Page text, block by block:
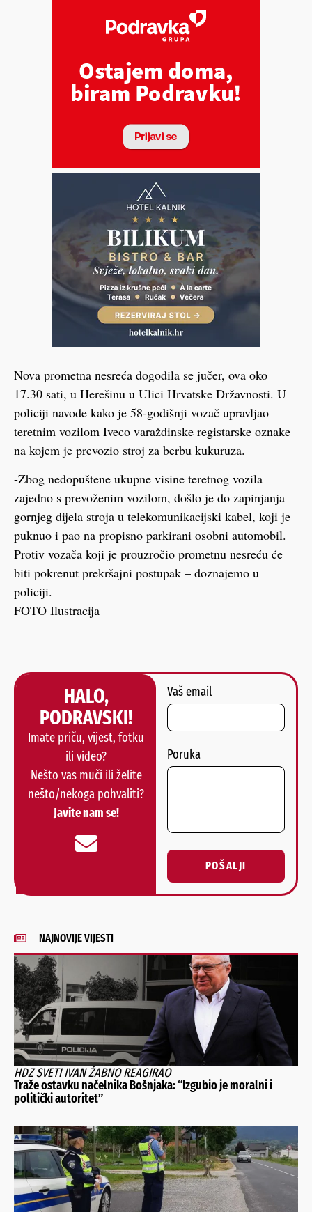
Nova prometna nesreća dogodila se jučer, ova oko
17.30 sati, u Herešinu u Ulici Hrvatske Državnosti. U
policiji navode kako je 58-godišnji vozač upravljao
teretnim vozilom Iveco varaždinske registarske oznake
na kojem je prevozio stroj za berbu kukuruza.
-Zbog nedopuštene ukupne visine teretnog vozila
zajedno s prevoženim vozilom, došlo je do zapinjanja
gornjeg dijela stroja u telekomunikacijski kabel, koji je
puknuo i pao na propisno parkirani osobni automobil.
Protiv vozača koji je prouzročio prometnu nesreću će
biti pokrenut prekršajni postupak – doznajemo u
policiji.
FOTO Ilustracija
HALO,
PODRAVSKI!
Imate priču, vijest, fotku
ili video?
Nešto vas muči ili želite
nešto/nekoga pohvaliti?
Javite nam se!
Vaš email
Poruka
POŠALJI
Alternative:
NAJNOVIJE VIJESTI
HDZ SVETI IVAN ŽABNO REAGIRAO
Traže ostavku načelnika Bošnjaka: “Izgubio je moralni i
politički autoritet”